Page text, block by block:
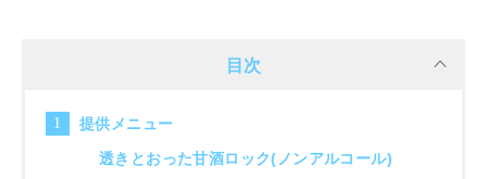
目次
提供メニュー
透きとおった甘酒ロック(ノンアルコール)